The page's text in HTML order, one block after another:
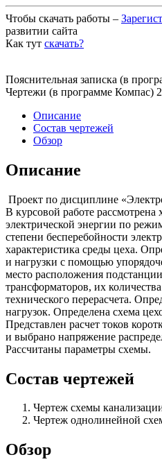
Чтобы скачать работы –
развитии сайта
Как тут скачать?
Пояснительная записка (в
Чертежи (в программе Компас)
Описание
Состав чертежей
Обзор
Описание
Проект по дисциплине
В курсовой работе рассмотрена
электрической энергии по
степени бесперебойности
характеристика среды цеха.
и нагрузки с помощью
место расположения
трансформаторов, их
технического перерасчета.
нагрузок. Определена схема
Представлен расчет токов
и выбрано напряжение
Рассчитаны параметры схемы.
Состав чертежей
Чертеж схемы
Чертеж однолинейной
Обзор